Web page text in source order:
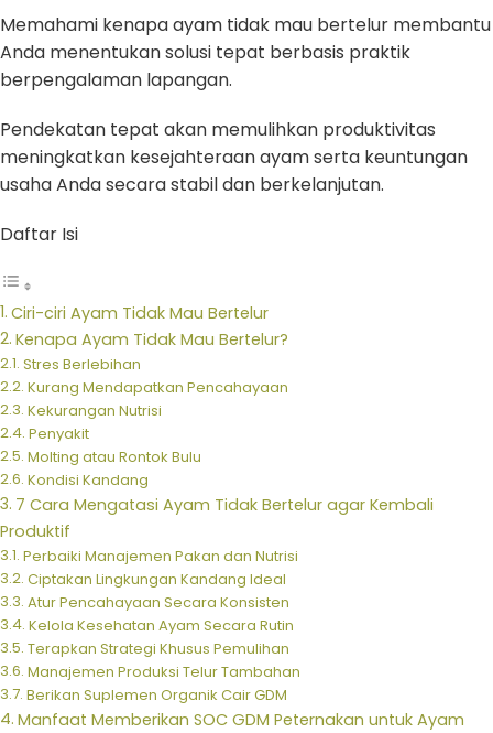
Memahami kenapa ayam tidak mau bertelur membantu
Anda menentukan solusi tepat berbasis praktik
berpengalaman lapangan.
Pendekatan tepat akan memulihkan produktivitas
meningkatkan kesejahteraan ayam serta keuntungan
usaha Anda secara stabil dan berkelanjutan.
Daftar Isi
Ciri-ciri Ayam Tidak Mau Bertelur
Kenapa Ayam Tidak Mau Bertelur?
Stres Berlebihan
Kurang Mendapatkan Pencahayaan
Kekurangan Nutrisi
Penyakit
Molting atau Rontok Bulu
Kondisi Kandang
7 Cara Mengatasi Ayam Tidak Bertelur agar Kembali
Produktif
Perbaiki Manajemen Pakan dan Nutrisi
Ciptakan Lingkungan Kandang Ideal
Atur Pencahayaan Secara Konsisten
Kelola Kesehatan Ayam Secara Rutin
Terapkan Strategi Khusus Pemulihan
Manajemen Produksi Telur Tambahan
Berikan Suplemen Organik Cair GDM
Manfaat Memberikan SOC GDM Peternakan untuk Ayam